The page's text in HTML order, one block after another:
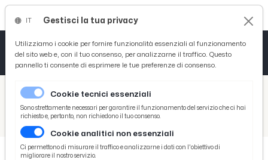
/ Picenotime
/ Serie B
Playoff Serie C, definito il quadro delle semifinaliste che si giocheranno l'ultimo pass per la B
Gestisci la tua privacy
Utilizziamo i cookie per fornire funzionalità essenziali al funzionamento
del sito web e, con il tuo consenso, per analizzarne il traffico. Questo
pannello ti consente di esprimere le tue preferenze di consenso.
Cookie tecnici essenziali
Sono strettamente necessari per garantire il funzionamento del servizio che ci hai
richiesto e, pertanto, non richiedono il tuo consenso.
Cookie analitici non essenziali
Ci permettono di misurare il traffico e analizzarne i dati con l'obiettivo di
migliorare il nostro servizio.
Tutto News
Tutto Sport
Basket
Ciclismo
Tutto Curiosità